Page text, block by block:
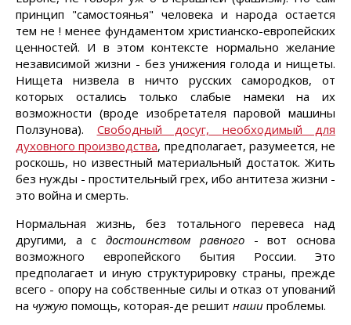
принцип "самостоянья" человека и народа остается
тем не ! менее фундаментом христианско-европейских
ценностей. И в этом контексте нормально желание
независимой жизни - без унижения голода и нищеты.
Нищета низвела в ничто русских самородков, от
которых остались только слабые намеки на их
возможности (вроде изобретателя паровой машины
Ползунова). Свободный досуг, необходимый для
духовного производства, предполагает, разумеется, не
роскошь, но известный материальный достаток. Жить
без нужды - простительный грех, ибо антитеза жизни -
это война и смерть.
Нормальная жизнь, без тотального перевеса над
другими, а сдостоинством равного- вот основа
возможного европейского бытия России. Это
предполагает и иную структурировку страны, прежде
всего - опору на собственные силы и отказ от упований
на чужую помощь, которая-де решит наши проблемы.